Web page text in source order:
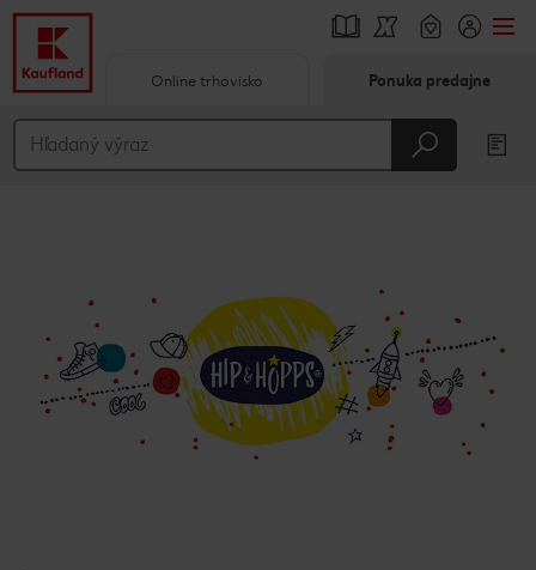
Hlavný obsah
Online trhovisko Ponuka predajne